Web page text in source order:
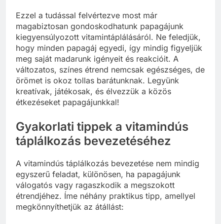
Ezzel a tudással felvértezve most már
magabiztosan gondoskodhatunk papagájunk
kiegyensúlyozott vitamintáplálásáról. Ne feledjük,
hogy minden papagáj egyedi, így mindig figyeljük
meg saját madarunk igényeit és reakcióit. A
változatos, színes étrend nemcsak egészséges, de
örömet is okoz tollas barátunknak. Legyünk
kreatívak, játékosak, és élvezzük a közös
étkezéseket papagájunkkal!
Gyakorlati tippek a vitamindús
táplálkozás bevezetéséhez
A vitamindús táplálkozás bevezetése nem mindig
egyszerű feladat, különösen, ha papagájunk
válogatós vagy ragaszkodik a megszokott
étrendjéhez. Íme néhány praktikus tipp, amellyel
megkönnyíthetjük az átállást: